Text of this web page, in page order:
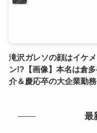
滝沢ガレソの顔はイケメ
ン!?【画像】本名は倉
介＆慶応卒の大企業勤務
最